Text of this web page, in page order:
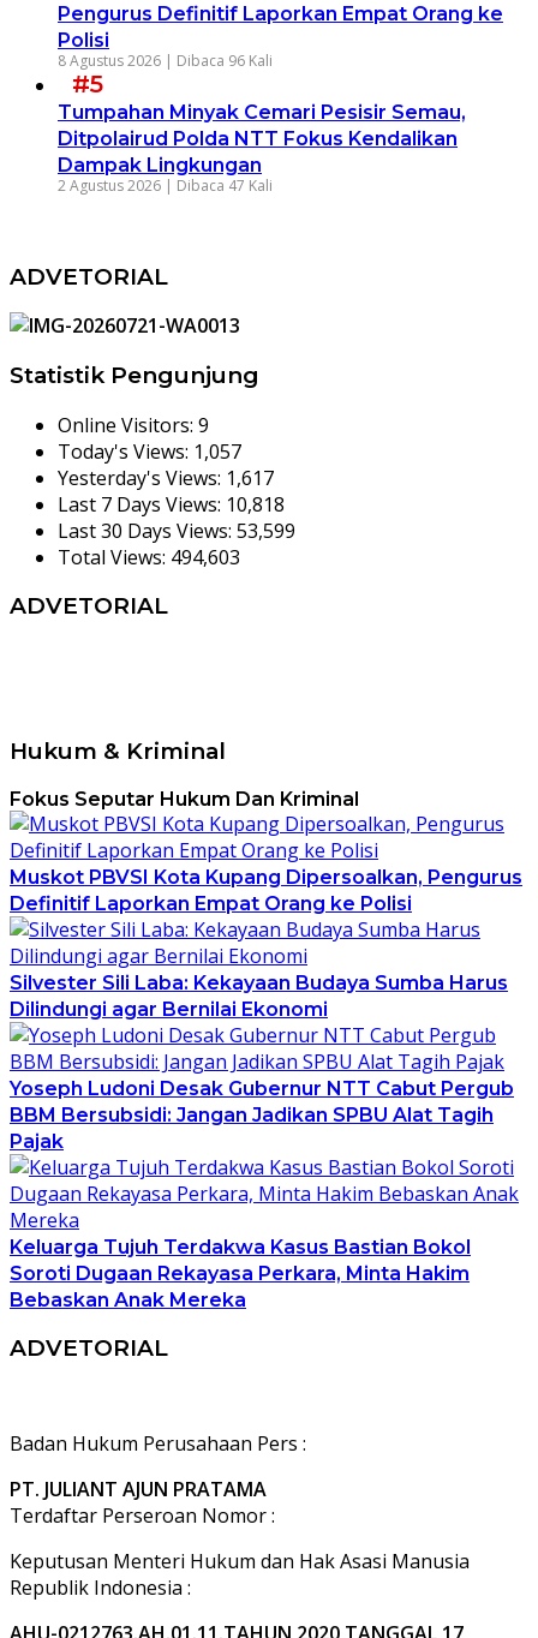
Pengurus Definitif Laporkan Empat Orang ke
Polisi
8 Agustus 2026 | Dibaca 96 Kali
#5
Tumpahan Minyak Cemari Pesisir Semau,
Ditpolairud Polda NTT Fokus Kendalikan
Dampak Lingkungan
2 Agustus 2026 | Dibaca 47 Kali
ADVETORIAL
Statistik Pengunjung
Online Visitors: 9
Today's Views: 1,057
Yesterday's Views: 1,617
Last 7 Days Views: 10,818
Last 30 Days Views: 53,599
Total Views: 494,603
ADVETORIAL
Hukum & Kriminal
Fokus Seputar Hukum Dan Kriminal
Muskot PBVSI Kota Kupang Dipersoalkan, Pengurus
Definitif Laporkan Empat Orang ke Polisi
Silvester Sili Laba: Kekayaan Budaya Sumba Harus
Dilindungi agar Bernilai Ekonomi
Yoseph Ludoni Desak Gubernur NTT Cabut Pergub
BBM Bersubsidi: Jangan Jadikan SPBU Alat Tagih
Pajak
Keluarga Tujuh Terdakwa Kasus Bastian Bokol
Soroti Dugaan Rekayasa Perkara, Minta Hakim
Bebaskan Anak Mereka
ADVETORIAL
Badan Hukum Perusahaan Pers :
PT. JULIANT AJUN PRATAMA
Terdaftar Perseroan Nomor :
Keputusan Menteri Hukum dan Hak Asasi Manusia
Republik Indonesia :